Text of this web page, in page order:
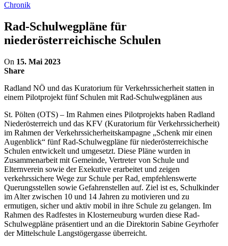
Chronik
Rad-Schulwegpläne für
niederösterreichische Schulen
On 15. Mai 2023
Share
Radland NÖ und das Kuratorium für Verkehrssicherheit statten in
einem Pilotprojekt fünf Schulen mit Rad-Schulwegplänen aus
St. Pölten (OTS) – Im Rahmen eines Pilotprojekts haben Radland
Niederösterreich und das KFV (Kuratorium für Verkehrssicherheit)
im Rahmen der Verkehrssicherheitskampagne „Schenk mir einen
Augenblick“ fünf Rad-Schulwegpläne für niederösterreichische
Schulen entwickelt und umgesetzt. Diese Pläne wurden in
Zusammenarbeit mit Gemeinde, Vertreter von Schule und
Elternverein sowie der Exekutive erarbeitet und zeigen
verkehrssichere Wege zur Schule per Rad, empfehlenswerte
Querungsstellen sowie Gefahrenstellen auf. Ziel ist es, Schulkinder
im Alter zwischen 10 und 14 Jahren zu motivieren und zu
ermutigen, sicher und aktiv mobil in ihre Schule zu gelangen. Im
Rahmen des Radfestes in Klosterneuburg wurden diese Rad-
Schulwegpläne präsentiert und an die Direktorin Sabine Geyrhofer
der Mittelschule Langstögergasse überreicht.